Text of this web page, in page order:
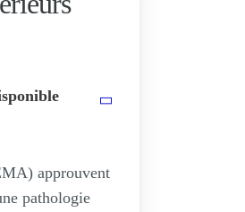
approuvent
pathologie